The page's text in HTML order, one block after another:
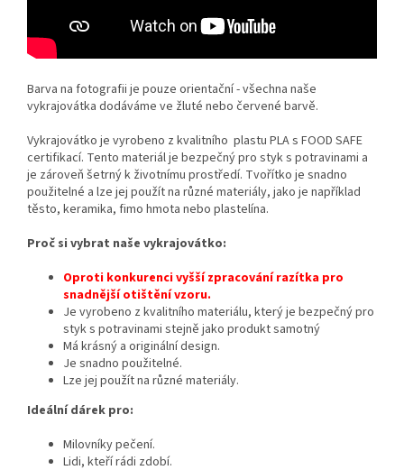
Barva na fotografii je pouze orientační - všechna naše
vykrajovátka dodáváme ve žluté nebo červené barvě.
Vykrajovátko je vyrobeno z kvalitního plastu PLA s FOOD SAFE
certifikací. Tento materiál je bezpečný pro styk s potravinami a
je zároveň šetrný k životnímu prostředí. Tvořítko je snadno
použitelné a lze jej použít na různé materiály, jako je například
těsto, keramika, fimo hmota nebo plastelína.
Proč si vybrat naše vykrajovátko:
Oproti konkurenci vyšší zpracování razítka pro
snadnější otištění vzoru.
Je vyrobeno z kvalitního materiálu, který je bezpečný pro
styk s potravinami stejně jako produkt samotný
Má krásný a originální design.
Je snadno použitelné.
Lze jej použít na různé materiály.
Ideální dárek pro:
Milovníky pečení.
Lidi, kteří rádi zdobí.